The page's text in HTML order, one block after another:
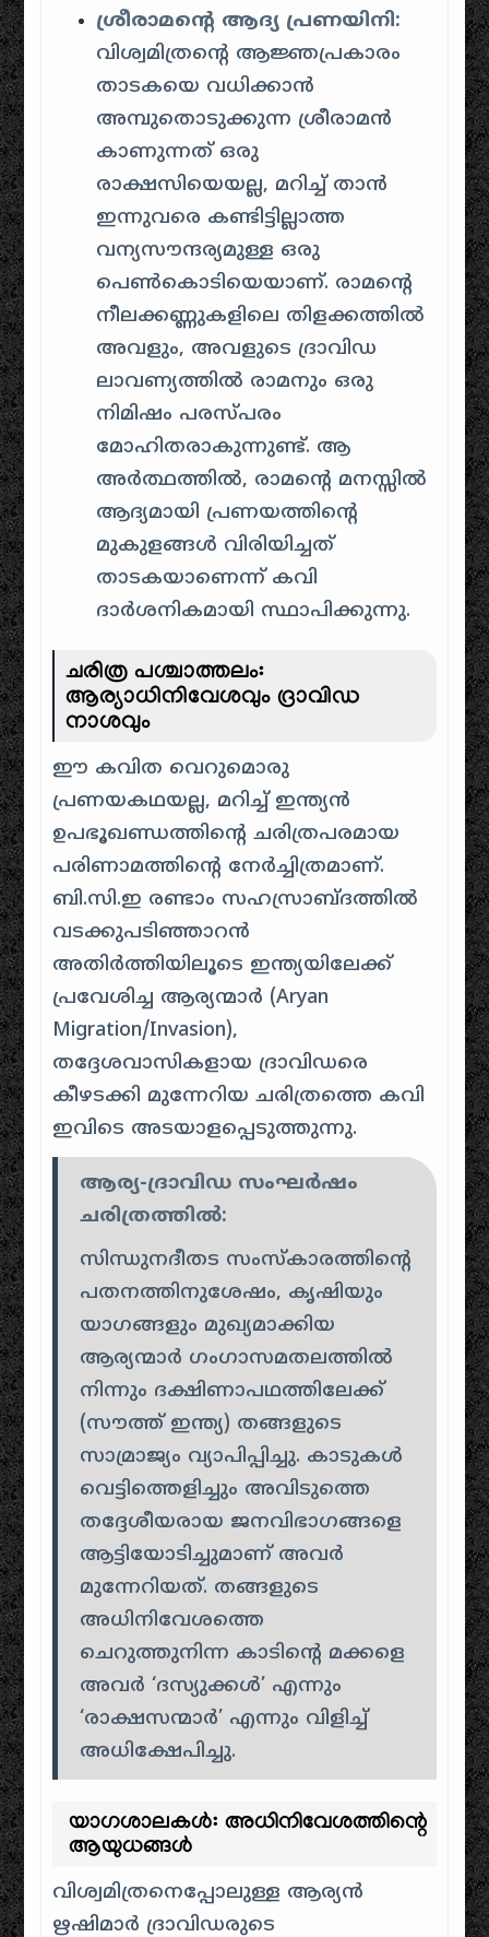
ശ്രീരാമന്റെ ആദ്യ പ്രണയിനി:
വിശ്വമിത്രന്റെ ആജ്ഞപ്രകാരം
താടകയെ വധിക്കാൻ
അമ്പുതൊടുക്കുന്ന ശ്രീരാമൻ
കാണുന്നത് ഒരു
രാക്ഷസിയെയല്ല, മറിച്ച് താൻ
ഇന്നുവരെ കണ്ടിട്ടില്ലാത്ത
വന്യസൗന്ദര്യമുള്ള ഒരു
പെൺകൊടിയെയാണ്. രാമന്റെ
നീലക്കണ്ണുകളിലെ തിളക്കത്തിൽ
അവളും, അവളുടെ ദ്രാവിഡ
ലാവണ്യത്തിൽ രാമനും ഒരു
നിമിഷം പരസ്പരം
മോഹിതരാകുന്നുണ്ട്. ആ
അർത്ഥത്തിൽ, രാമന്റെ മനസ്സിൽ
ആദ്യമായി പ്രണയത്തിന്റെ
മുകുളങ്ങൾ വിരിയിച്ചത്
താടകയാണെന്ന് കവി
ദാർശനികമായി സ്ഥാപിക്കുന്നു.
ചരിത്ര പശ്ചാത്തലം:
ആര്യാധിനിവേശവും ദ്രാവിഡ
നാശവും
ഈ കവിത വെറുമൊരു
പ്രണയകഥയല്ല, മറിച്ച് ഇന്ത്യൻ
ഉപഭൂഖണ്ഡത്തിന്റെ ചരിത്രപരമായ
പരിണാമത്തിന്റെ നേർച്ചിത്രമാണ്.
ബി.സി.ഇ രണ്ടാം സഹസ്രാബ്ദത്തിൽ
വടക്കുപടിഞ്ഞാറൻ
അതിർത്തിയിലൂടെ ഇന്ത്യയിലേക്ക്
പ്രവേശിച്ച ആര്യന്മാർ (Aryan
Migration/Invasion),
തദ്ദേശവാസികളായ ദ്രാവിഡരെ
കീഴടക്കി മുന്നേറിയ ചരിത്രത്തെ കവി
ഇവിടെ അടയാളപ്പെടുത്തുന്നു.
ആര്യ-ദ്രാവിഡ സംഘർഷം
ചരിത്രത്തിൽ:
സിന്ധുനദീതട സംസ്കാരത്തിന്റെ
പതനത്തിനുശേഷം, കൃഷിയും
യാഗങ്ങളും മുഖ്യമാക്കിയ
ആര്യന്മാർ ഗംഗാസമതലത്തിൽ
നിന്നും ദക്ഷിണാപഥത്തിലേക്ക്
(സൗത്ത് ഇന്ത്യ) തങ്ങളുടെ
സാമ്രാജ്യം വ്യാപിപ്പിച്ചു. കാടുകൾ
വെട്ടിത്തെളിച്ചും അവിടുത്തെ
തദ്ദേശീയരായ ജനവിഭാഗങ്ങളെ
ആട്ടിയോടിച്ചുമാണ് അവർ
മുന്നേറിയത്. തങ്ങളുടെ
അധിനിവേശത്തെ
ചെറുത്തുനിന്ന കാടിന്റെ മക്കളെ
അവർ ‘ദസ്യുക്കൾ’ എന്നും
‘രാക്ഷസന്മാർ’ എന്നും വിളിച്ച്
അധിക്ഷേപിച്ചു.
യാഗശാലകൾ: അധിനിവേശത്തിന്റെ
ആയുധങ്ങൾ
വിശ്വമിത്രനെപ്പോലുള്ള ആര്യൻ
ഋഷിമാർ ദ്രാവിഡരുടെ